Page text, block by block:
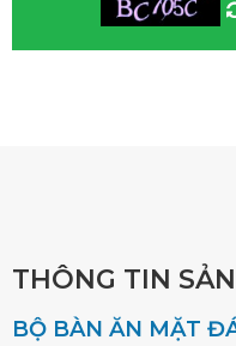
THÔNG TIN
BỘ BÀN ĂN MẶT